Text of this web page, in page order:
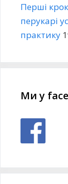
Перші
перукарі
практику
Ми у